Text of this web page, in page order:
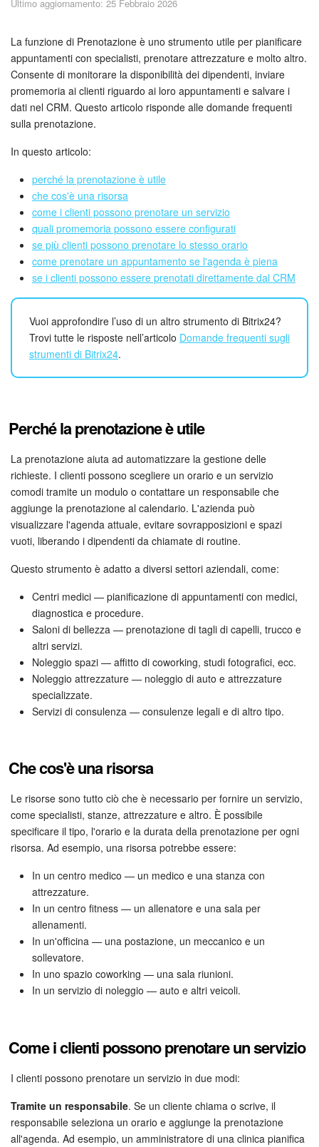
Piani e pagamento
Sicurezza in Bitrix24
Come iniziare?
CoPilot: IA in Bitrix24
Feed
Messenger
Collab
Calendario
Bitrix24 Drive
Webmail
Gruppi di lavoro
Progetti IA
CRM
Prenotazione online
Contact Center
Sales Center
Analisi CRM
Generatore BI
Bitrix24 Market
Siti e store
Dipendenti
Knowledge base
Firma elettronica
Firma elettronica per HR
Automazione
Flussi di lavoro
Marketing
Telefonia
Mio profilo
Impostazioni
Ultimo aggiornamento: 25 Febbraio 2026
La funzione di Prenotazione è uno strumento utile per pianificare
appuntamenti con specialisti, prenotare attrezzature e molto altro.
Consente di monitorare la disponibilità dei dipendenti, inviare
promemoria ai clienti riguardo ai loro appuntamenti e salvare i
dati nel CRM. Questo articolo risponde alle domande frequenti
sulla prenotazione.
In questo articolo:
perché la prenotazione è utile
che cos'è una risorsa
come i clienti possono prenotare un servizio
quali promemoria possono essere configurati
se più clienti possono prenotare lo stesso orario
come prenotare un appuntamento se l'agenda è piena
se i clienti possono essere prenotati direttamente dal CRM
Vuoi approfondire l’uso di un altro strumento di Bitrix24?
Trovi tutte le risposte nell’articolo Domande frequenti sugli
strumenti di Bitrix24.
Perché la prenotazione è utile
La prenotazione aiuta ad automatizzare la gestione delle
richieste. I clienti possono scegliere un orario e un servizio
comodi tramite un modulo o contattare un responsabile che
aggiunge la prenotazione al calendario. L'azienda può
visualizzare l'agenda attuale, evitare sovrapposizioni e spazi
vuoti, liberando i dipendenti da chiamate di routine.
Questo strumento è adatto a diversi settori aziendali, come:
Centri medici — pianificazione di appuntamenti con medici,
diagnostica e procedure.
Saloni di bellezza — prenotazione di tagli di capelli, trucco e
altri servizi.
Noleggio spazi — affitto di coworking, studi fotografici, ecc.
Noleggio attrezzature — noleggio di auto e attrezzature
specializzate.
Servizi di consulenza — consulenze legali e di altro tipo.
Che cos'è una risorsa
Le risorse sono tutto ciò che è necessario per fornire un servizio,
come specialisti, stanze, attrezzature e altro. È possibile
specificare il tipo, l'orario e la durata della prenotazione per ogni
risorsa. Ad esempio, una risorsa potrebbe essere:
In un centro medico — un medico e una stanza con
attrezzature.
In un centro fitness — un allenatore e una sala per
allenamenti.
In un'officina — una postazione, un meccanico e un
sollevatore.
In uno spazio coworking — una sala riunioni.
In un servizio di noleggio — auto e altri veicoli.
Come i clienti possono prenotare un servizio
I clienti possono prenotare un servizio in due modi:
Tramite un responsabile. Se un cliente chiama o scrive, il
responsabile seleziona un orario e aggiunge la prenotazione
all'agenda. Ad esempio, un amministratore di una clinica pianifica